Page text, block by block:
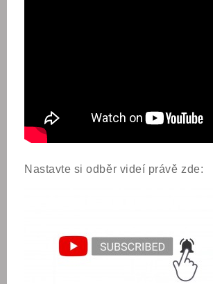
Nastavte si odběr videí právě zde: